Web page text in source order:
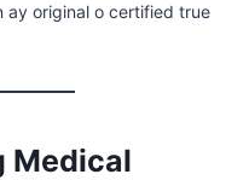
ay original o certified true
Medical